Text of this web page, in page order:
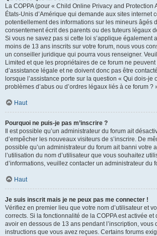
La COPPA (pour « Child Online Privacy and Protection
États-Unis d’Amérique qui demande aux sites internet
potentiellement des informations sur les mineurs âgés
consentement écrit des parents ou des tuteurs légaux
Si vous ne savez pas si cette loi s’applique également
moins de 13 ans inscrits sur votre forum, nous vous
un conseiller juridique qui pourra vous renseigner.
Limited et que les propriétaires de ce forum ne
d’assistance légale et ne doivent donc pas être
lorsque l’assistance porte sur la question « Qui dois-je
problèmes d’abus ou d’ordres légaux liés à ce forum ?
Haut
Pourquoi ne puis-je pas m’inscrire ?
Il est possible qu’un administrateur du forum ait
d’empêcher les nouveaux visiteurs de s’inscrire. De
possible qu’un administrateur du forum ait banni votre
l’utilisation du nom d’utilisateur que vous souhaitez
d’informations, veuillez contacter un administrateur du
Haut
Je suis inscrit mais je ne peux pas me connecter !
Vérifiez en premier lieu que votre nom d’utilisateur et
corrects. Si la fonctionnalité de la COPPA est activée et
avoir en dessous de 13 ans pendant l’inscription, vous
instructions que vous avez reçues. Certains forums